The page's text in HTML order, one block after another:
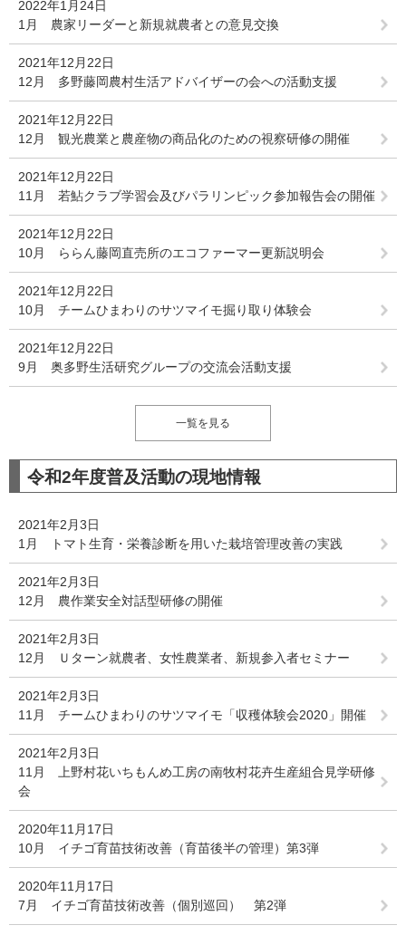
2022年1月24日
1月 農家リーダーと新規就農者との意見交換
2021年12月22日
12月 多野藤岡農村生活アドバイザーの会への活動支援
2021年12月22日
12月 観光農業と農産物の商品化のための視察研修の開催
2021年12月22日
11月 若鮎クラブ学習会及びパラリンピック参加報告会の開催
2021年12月22日
10月 ららん藤岡直売所のエコファーマー更新説明会
2021年12月22日
10月 チームひまわりのサツマイモ掘り取り体験会
2021年12月22日
9月 奥多野生活研究グループの交流会活動支援
一覧を見る
令和2年度普及活動の現地情報
2021年2月3日
1月 トマト生育・栄養診断を用いた栽培管理改善の実践
2021年2月3日
12月 農作業安全対話型研修の開催
2021年2月3日
12月 Ｕターン就農者、女性農業者、新規参入者セミナー
2021年2月3日
11月 チームひまわりのサツマイモ「収穫体験会2020」開催
2021年2月3日
11月 上野村花いちもんめ工房の南牧村花卉生産組合見学研修
会
2020年11月17日
10月 イチゴ育苗技術改善（育苗後半の管理）第3弾
2020年11月17日
7月 イチゴ育苗技術改善（個別巡回） 第2弾